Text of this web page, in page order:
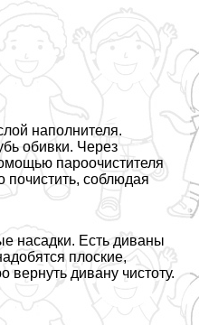
наполнителя.
обивки. Через
пароочистителя
почистить, соблюдая
насадки. Есть диваны
плоские,
дивану чистоту.